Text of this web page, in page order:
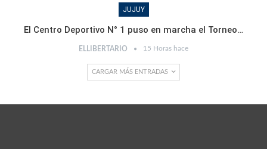
JUJUY
El Centro Deportivo N° 1 puso en marcha el Torneo…
ELLIBERTARIO 15 Horas hace
CARGAR MÁS ENTRADAS